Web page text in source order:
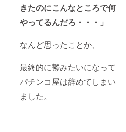
きたのにこんなところで何
やってるんだろ・・・」
なんど思ったことか、
最終的に鬱みたいになって
パチンコ屋は辞めてしまい
ました。